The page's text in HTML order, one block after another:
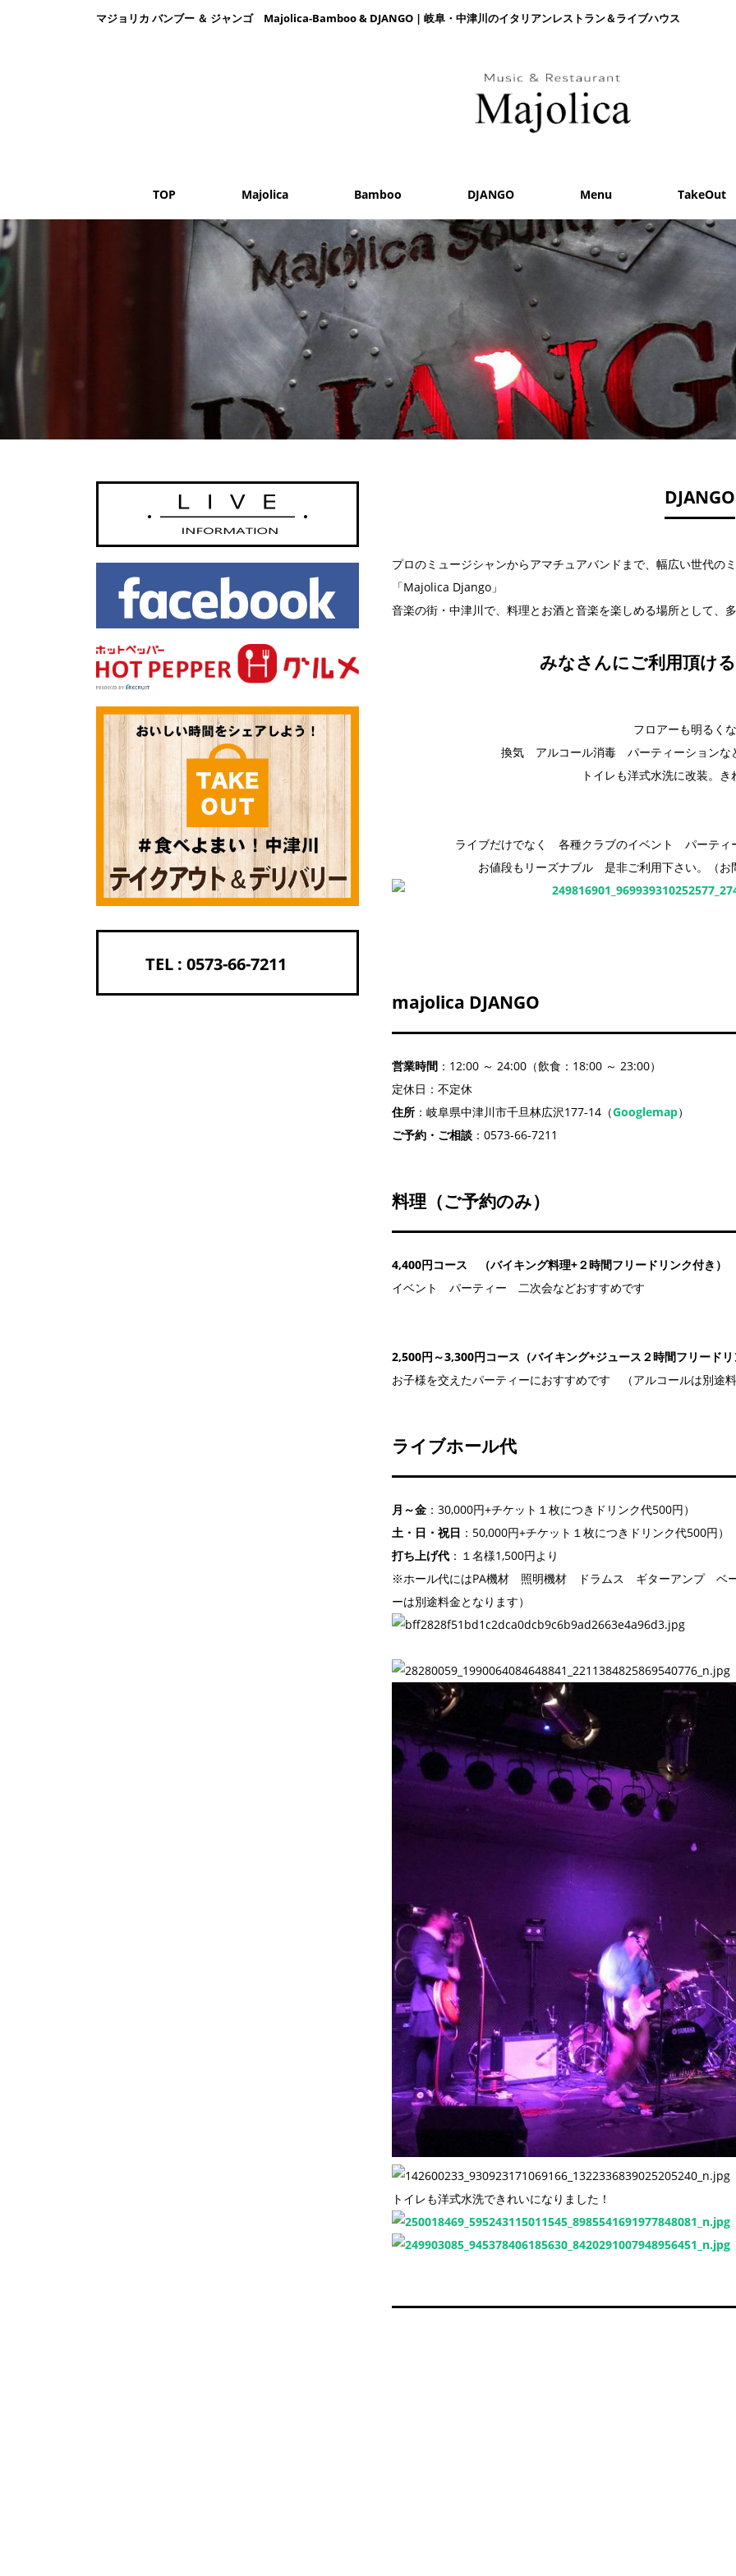
マジョリカ バンブー ＆ ジャンゴ Majolica-Bamboo & DJANGO | 岐阜・中津川のイタリアンレストラン＆ライブハウス
TOP Majolica Bamboo DJANGO Menu TakeOut
DJANGO
プロのミュージシャンからアマチュアバンドまで、幅広い世代の
「Majolica Django」
音楽の街・中津川で、料理とお酒と音楽を楽しめる場所として、
みなさんにご利用頂け
フロアーも明るく
換気 アルコール消毒 パーティーションな
トイレも洋式水洗に改装。き
ライブだけでなく 各種クラブのイベント パーテ
お値段もリーズナブル 是非ご利用下さい。（お
majolica DJANGO
営業時間 ：12:00 ～ 24:00（飲食：18:00 ～ 23:00）
定休日 ：不定休
住所 ：岐阜県中津川市千旦林広沢177-14（Googlemap）
ご予約・ご相談 ：0573-66-7211
料理（ご予約のみ）
4,400円コース （バイキング料理+２時間フリードリンク付き）
イベント パーティー 二次会などおすすめです
2,500円～3,300円コース（バイキング+ジュース２時間フリードリ
お子様を交えたパーティーにおすすめです （アルコールは別途料
ライブホール代
月～金 ：30,000円+チケット１枚につきドリンク代500円）
土・日・祝日 ：50,000円+チケット１枚につきドリンク代500円）
打ち上げ代 ：１名様1,500円より
※ホール代にはPA機材 照明機材 ドラムス ギターアンプ ベー
ーは別途料金となります）
トイレも洋式水洗できれいになりました！
0573-66-7211